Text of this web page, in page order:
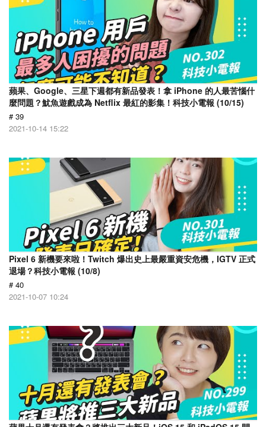
蘋果、Google、三星下週都有新品發表！拿 iPhone 的人最苦惱什
麼問題？魷魚遊戲成為 Netflix 最紅的影集！科技小電報 (10/15)
# 39
2021-10-14 15:22
Pixel 6 新機要來啦！Twitch 爆出史上最嚴重資安危機，IGTV 正式
退場？科技小電報 (10/8)
# 40
2021-10-07 10:24